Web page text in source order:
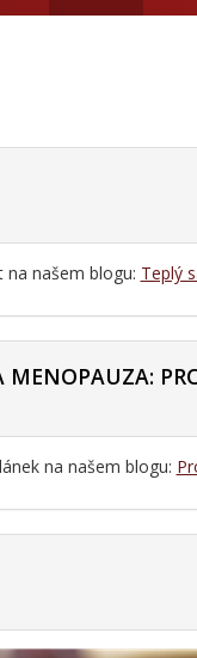
našem blogu: Teplý
na našem blogu: